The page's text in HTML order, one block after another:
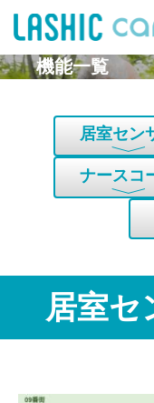
機能一覧
居室セン
ナースコ
居室セ